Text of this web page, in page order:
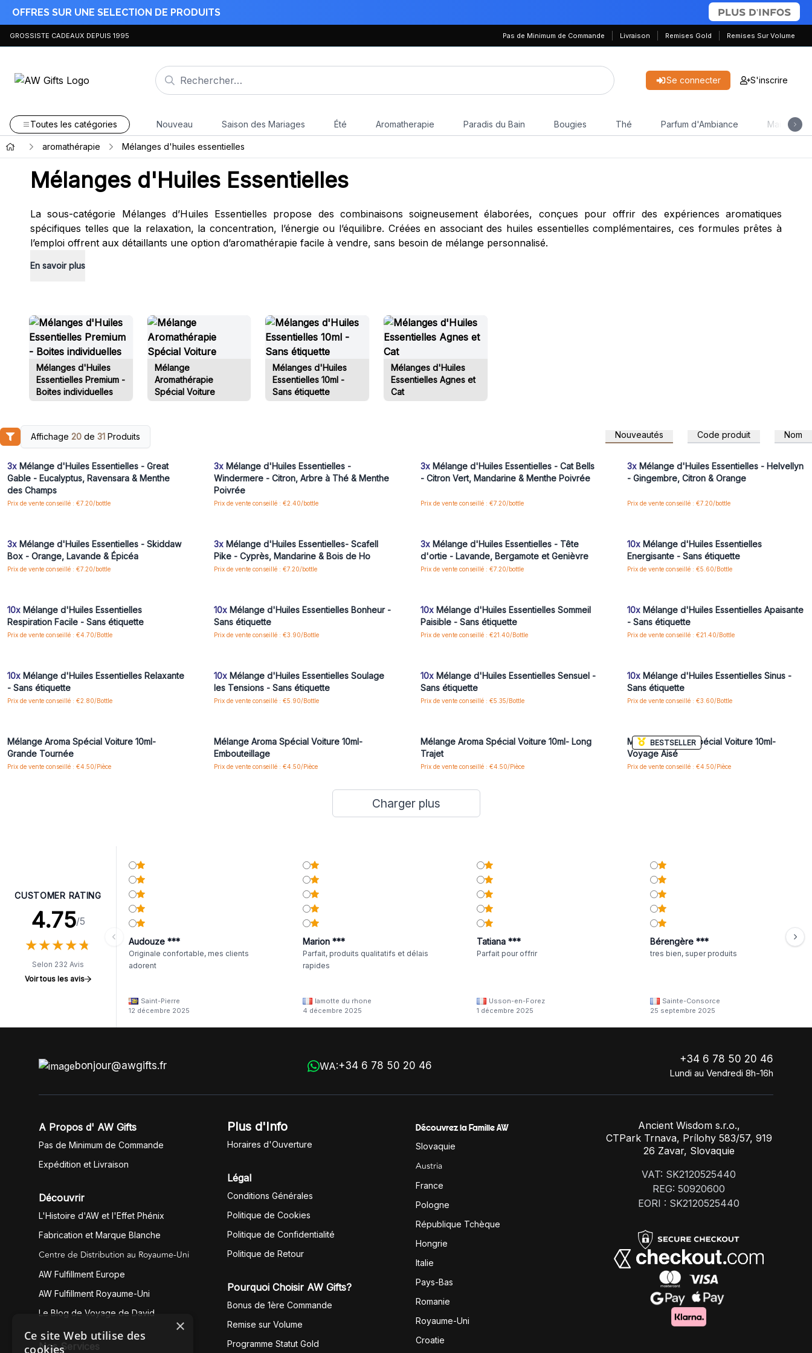
OFFRES SUR UNE SELECTION DE PRODUITS PLUS D'INFOS
GROSSISTE CADEAUX DEPUIS 1995 Pas de Minimum de Commande Livraison Remises Gold Remises Sur Volume
Se connecter S'inscrire
Toutes les catégories Nouveau Saison des Mariages Été Aromatherapie Paradis du Bain Bougies Thé Parfum d'Ambiance Maison &
aromathérapie Mélanges d'huiles essentielles
Mélanges d'Huiles Essentielles
La sous-catégorie Mélanges d’Huiles Essentielles propose des combinaisons soigneusement élaborées, conçues pour offrir des expériences aromatiques
spécifiques telles que la relaxation, la concentration, l’énergie ou l’équilibre. Créées en associant des huiles essentielles complémentaires, ces formules prêtes à
l’emploi offrent aux détaillants une option d’aromathérapie facile à vendre, sans besoin de mélange personnalisé.
En savoir plus
Mélanges d'Huiles
Essentielles Premium -
Boites individuelles
Mélange
Aromathérapie
Spécial Voiture
Mélanges d'Huiles
Essentielles 10ml -
Sans étiquette
Mélanges d'Huiles
Essentielles Agnes et
Cat
Affichage 20de 31Produits Nouveautés Code produit Nom
Connectez-vous ou inscrivez-vous pour accéder
aux prix de gros
3x Mélange d'Huiles Essentielles - Great
Gable - Eucalyptus, Ravensara & Menthe
des Champs
Prix de vente conseillé : €7.20/bottle
3x Mélange d'Huiles Essentielles -
Windermere - Citron, Arbre à Thé & Menthe
Poivrée
Prix de vente conseillé : €2.40/bottle
3x Mélange d'Huiles Essentielles - Cat Bells
- Citron Vert, Mandarine & Menthe Poivrée
Prix de vente conseillé : €7.20/bottle
Connectez-vous ou inscrivez-vous pour accéder
aux prix de gros
3x Mélange d'Huiles Essentielles - Helvellyn
- Gingembre, Citron & Orange
Prix de vente conseillé : €7.20/bottle
3x Mélange d'Huiles Essentielles - Skiddaw
Box - Orange, Lavande & Épicéa
Prix de vente conseillé : €7.20/bottle
3x Mélange d'Huiles Essentielles- Scafell
Pike - Cyprès, Mandarine & Bois de Ho
Prix de vente conseillé : €7.20/bottle
3x Mélange d'Huiles Essentielles - Tête
d'ortie - Lavande, Bergamote et Genièvre
Prix de vente conseillé : €7.20/bottle
10x Mélange d'Huiles Essentielles
Energisante - Sans étiquette
Prix de vente conseillé : €5.60/Bottle
10x Mélange d'Huiles Essentielles
Respiration Facile - Sans étiquette
Prix de vente conseillé : €4.70/Bottle
10x Mélange d'Huiles Essentielles Bonheur -
Sans étiquette
Prix de vente conseillé : €3.90/Bottle
10x Mélange d'Huiles Essentielles Sommeil
Paisible - Sans étiquette
Prix de vente conseillé : €21.40/Bottle
10x Mélange d'Huiles Essentielles Apaisante
- Sans étiquette
Prix de vente conseillé : €21.40/Bottle
10x Mélange d'Huiles Essentielles Relaxante
- Sans étiquette
Prix de vente conseillé : €2.80/Bottle
10x Mélange d'Huiles Essentielles Soulage
les Tensions - Sans étiquette
Prix de vente conseillé : €5.90/Bottle
10x Mélange d'Huiles Essentielles Sensuel -
Sans étiquette
Prix de vente conseillé : €5.35/Bottle
10x Mélange d'Huiles Essentielles Sinus -
Sans étiquette
Prix de vente conseillé : €3.60/Bottle
Mélange Aroma Spécial Voiture 10ml-
Grande Tournée
Prix de vente conseillé : €4.50/Pièce
Mélange Aroma Spécial Voiture 10ml-
Embouteillage
Prix de vente conseillé : €4.50/Pièce
Mélange Aroma Spécial Voiture 10ml- Long
Trajet
Prix de vente conseillé : €4.50/Pièce
BESTSELLER
Mélange Aroma Spécial Voiture 10ml-
Voyage Aisé
Prix de vente conseillé : €4.50/Pièce
Charger plus
CUSTOMER RATING
4.75/5
★★★★★
★★★★★
Selon 232 Avis
Voir tous les avis
Audouze ***
Originale confortable, mes clients
adorent
Saint-Pierre
12 décembre 2025
Marion ***
Parfait, produits qualitatifs et délais
rapides
lamotte du rhone
4 décembre 2025
Tatiana ***
Parfait pour offrir
Usson-en-Forez
1 décembre 2025
Bérengère ***
tres bien, super produits
Sainte-Consorce
25 septembre 2025
bonjour@awgifts.fr WA:+34 6 78 50 20 46
+34 6 78 50 20 46
Lundi au Vendredi 8h-16h
A Propos d' AW Gifts
Pas de Minimum de Commande
Expédition et Livraison
Découvrir
L'Histoire d'AW et l'Effet Phénix
Fabrication et Marque Blanche
Centre de Distribution au Royaume-Uni
AW Fulfillment Europe
AW Fulfillment Royaume-Uni
Le Blog de Voyage de David
Nos Services
Plus d'Info
Horaires d'Ouverture
Légal
Conditions Générales
Politique de Cookies
Politique de Confidentialité
Politique de Retour
Pourquoi Choisir AW Gifts?
Bonus de 1ère Commande
Remise sur Volume
Programme Statut Gold
Découvrez la Famille AW
Slovaquie
Austria
France
Pologne
République Tchèque
Hongrie
Italie
Pays-Bas
Romanie
Royaume-Uni
Croatie
Ancient Wisdom s.r.o.,
CTPark Trnava, Prílohy 583/57, 919
26 Zavar, Slovaquie
VAT: SK2120525440
REG: 50920600
EORI : SK2120525440
×
Ce site Web utilise des
cookies